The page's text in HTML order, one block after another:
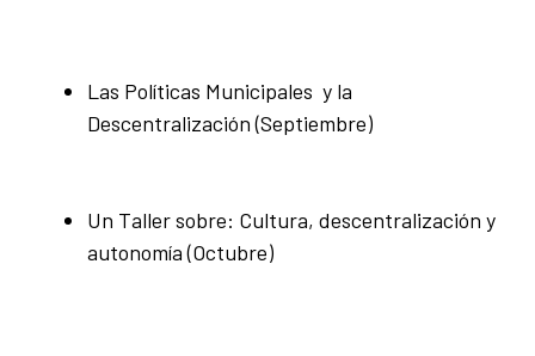
Las Políticas Municipales y la
Descentralización (Septiembre)
Un Taller sobre: Cultura, descentralización y
autonomía (Octubre)